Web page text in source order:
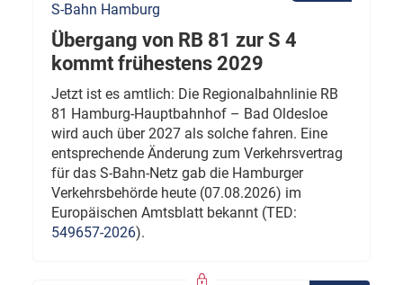
S-Bahn Hamburg
Übergang von RB 81 zur S 4
kommt frühestens 2029
Jetzt ist es amtlich: Die Regionalbahnlinie RB
81 Hamburg-Hauptbahnhof – Bad Oldesloe
wird auch über 2027 als solche fahren. Eine
entsprechende Änderung zum Verkehrsvertrag
für das S-Bahn-Netz gab die Hamburger
Verkehrsbehörde heute (07.08.2026) im
Europäischen Amtsblatt bekannt (TED:
549657-2026).